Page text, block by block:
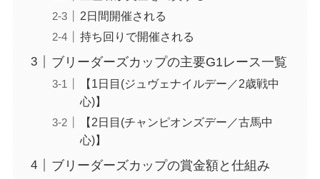
2日間開催される
持ち回りで開催される
ブリーダーズカップの主要G1レース一覧
【1日目(ジュヴェナイルデー／2歳戦中
心)】
【2日目(チャンピオンズデー／古馬中
心)】
ブリーダーズカップの賞金額と仕組み